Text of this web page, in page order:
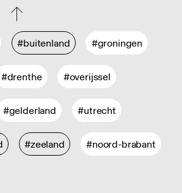
#buitenland #groningen
#drenthe #overijssel
#gelderland #utrecht
#zeeland #noord-brabant